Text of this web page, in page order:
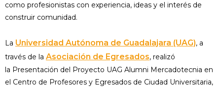
como profesionistas con experiencia, ideas y el interés de
construir comunidad.
La Universidad Autónoma de Guadalajara (UAG), a
través de la Asociación de Egresados, realizó
la Presentación del Proyecto UAG Alumni Mercadotecnia en
el Centro de Profesores y Egresados de Ciudad Universitaria,